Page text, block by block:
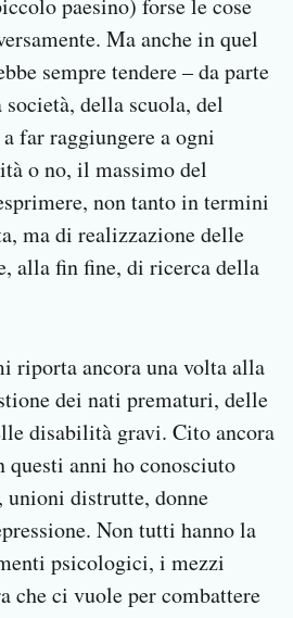
paesino) forse le cose
Ma anche in quel
sempre tendere – da parte
della scuola, del
far raggiungere a ogni
o no, il massimo del
non tanto in termini
ma di realizzazione delle
alla fin fine, di ricerca della
riporta ancora una volta alla
dei nati prematuri, delle
disabilità gravi. Cito ancora
questi anni ho conosciuto
distrutte, donne
Non tutti hanno la
psicologici, i mezzi
che ci vuole per combattere